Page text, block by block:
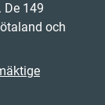
149
och